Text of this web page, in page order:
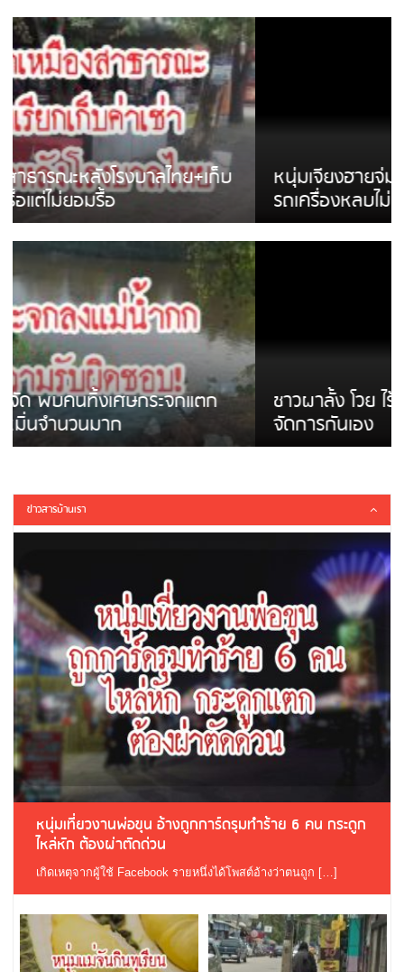
หนุ่มเจียงฮายจ่ม พบถังน้ำดื่มตกกลางถนน
รถเครื่องหลบไม่ทันล้มบาดเจ็บ
ชาวผาลั้ง โวย ไร้หน่วยงานดูแล ดินสไลด์ ต้อง
จัดการกันเอง
ข่าวสารบ้านเรา
หนุ่มเที่ยวงานพ่อขุน อ้างถูกการ์ดรุมทำร้าย 6 คน กระดูก
ไหล่หัก ต้องผ่าตัดด่วน
เกิดเหตุจากผู้ใช้ Facebook รายหนึ่งได้โพสต์อ้างว่าตนถูก […]